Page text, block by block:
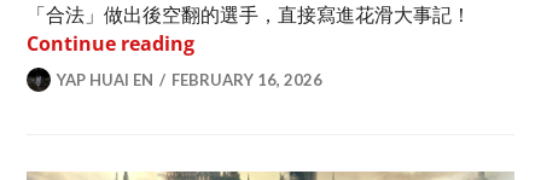
「合法」做出後空翻的選手，直接寫進花滑大事記！
Continue reading21 歲 Ilia Malinin 重寫花滑歷史！50
YAP HUAI EN FEBRUARY 16, 2026